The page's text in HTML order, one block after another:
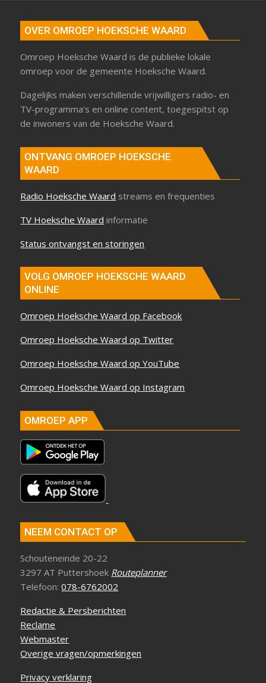
OVER OMROEP HOEKSCHE WAARD
Omroep Hoeksche Waard is de publieke lokale
omroep voor de gemeente Hoeksche Waard.
Dagelijks maken verschillende vrijwilligers radio- en
TV-programma’s en online content, toegespitst op
de inwoners van de Hoeksche Waard.
ONTVANG OMROEP HOEKSCHE
WAARD
Radio Hoeksche Waard streams en frequenties
TV Hoeksche Waard informatie
Status ontvangst en storingen
VOLG OMROEP HOEKSCHE WAARD
ONLINE
Omroep Hoeksche Waard op Facebook
Omroep Hoeksche Waard op Twitter
Omroep Hoeksche Waard op YouTube
Omroep Hoeksche Waard op Instagram
OMROEP APP
NEEM CONTACT OP
Schouteneinde 20-22
3297 AT Puttershoek Routeplanner
Telefoon:078-6762002
Redactie & Persberichten
Reclame
Webmaster
Overige vragen/opmerkingen
Privacy verklaring